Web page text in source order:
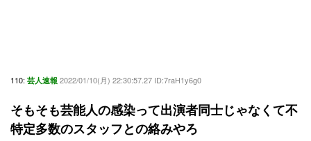
110: 芸人速報 2022/01/10(月) 22:30:57.27 ID:7raH1y6g0
そもそも芸能人の感染って出演者同士じゃなくて不
特定多数のスタッフとの絡みやろ